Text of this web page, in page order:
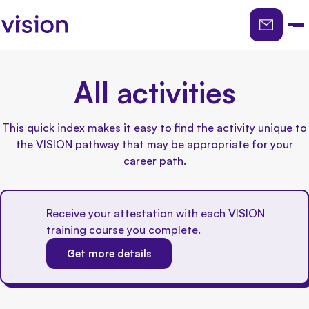
Regarding the
Pathway
Potential
Add project management, leadership and
creativity skills to your arsenal.
Expand Your Network
All activities
This quick index makes it easy to find the activity unique to
the VISION pathway that may be appropriate for your
career path.
Receive your attestation with each VISION
training course you complete.
Get more details